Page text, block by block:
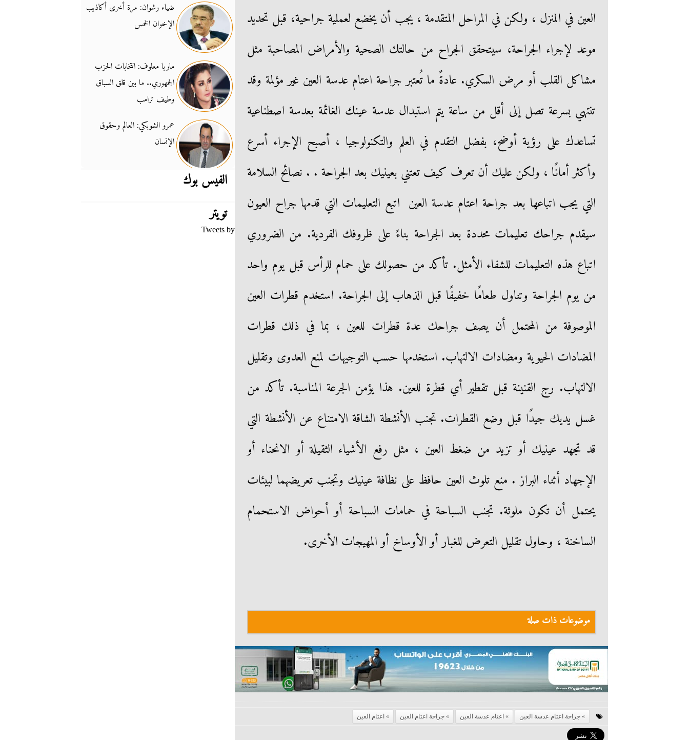
العين في المنزل ، ولكن في المراحل المتقدمة ، يجب أن يخضع لعملية جراحية، قبل تحديد
موعد لإجراء الجراحة، سيتحقق الجراح من حالتك الصحية والأمراض المصاحبة مثل
مشاكل القلب أو مرض السكري. عادةً ما تُعتبر جراحة اعتام عدسة العين غير مؤلمة وقد
تنتهي بسرعة تصل إلى أقل من ساعة يتم استبدال عدسة عينك الغائمة بعدسة اصطناعية
تساعدك على رؤية أوضح، بفضل التقدم في العلم والتكنولوجيا ، أصبح الإجراء أسرع
وأكثر أمانًا ، ولكن عليك أن تعرف كيف تعتني بعينيك بعد الجراحة . . نصائح السلامة
التي يجب اتباعها بعد جراحة اعتام عدسة العين ​ اتبع التعليمات التي قدمها جراح العيون
سيقدم جراحك تعليمات محددة بعد الجراحة بناءً على ظروفك الفردية. من الضروري
اتباع هذه التعليمات للشفاء الأمثل. تأكد من حصولك على حمام للرأس قبل يوم واحد
من يوم الجراحة وتناول طعامًا خفيفًا قبل الذهاب إلى الجراحة. استخدم قطرات العين
الموصوفة من المحتمل أن يصف جراحك عدة قطرات للعين ، بما في ذلك قطرات
المضادات الحيوية ومضادات الالتهاب. استخدمها حسب التوجيهات لمنع العدوى وتقليل
الالتهاب. رج القنينة قبل تقطير أي قطرة للعين. هذا يؤمن الجرعة المناسبة. تأكد من
غسل يديك جيدًا قبل وضع القطرات. تجنب الأنشطة الشاقة الامتناع عن الأنشطة التي
قد تجهد عينيك أو تزيد من ضغط العين ، مثل رفع الأشياء الثقيلة أو الانحناء أو
الإجهاد أثناء البراز . منع تلوث العين حافظ على نظافة عينيك وتجنب تعريضهما لبيئات
يحتمل أن تكون ملوثة. تجنب السباحة في حمامات السباحة أو أحواض الاستحمام
الساخنة ، وحاول تقليل التعرض للغبار أو الأوساخ أو المهيجات الأخرى.
موضوعات ذات صلة
جراحة اعتام عدسة العين اعتام عدسة العين جراحة اعتام العين اعتام العين
ضياء رشوان: مرة أخرى أكاذيب
الإخوان الخمس
ماريا معلوف: انتخابات الحزب
الجمهوري.. ما بين قلق السباق
وطيف ترامب
عمرو الشوبكي: العالم وحقوق
الإنسان
الفيس بوك
تويتر
Tweets by